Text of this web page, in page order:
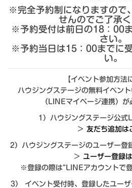
※完全予約制になりますので
せんのでご了承く
※予約受付は前日の18：00
さい。
※予約当日は15：00までに
い。
【イベント参加方法
ハウジングステージの無料イベン
（LINEマイページ連携）が
1）ハウジングステージ公式
＞ 友だち追加は
2）ハウジングステージのユーザー登
＞
ユーザー登録
※登録の際は“LINEアカウントで登
3） イベント受付時、登録したユー